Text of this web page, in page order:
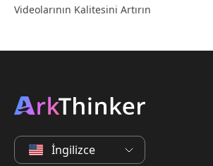
Videolarının Kalitesini Artırın
İngilizce